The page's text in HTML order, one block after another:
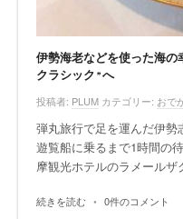
伊勢海老などを使った海
クラシック”へ
投稿者: PLUM カテゴリー: おで
弾丸旅行で足を運んだ伊勢
遊覧船に乗るまで1時間の
摩観光ホテルのラメールザ
続きを読む • 0件のコメント